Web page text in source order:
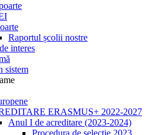
Raportul școlii nostre
interes
sistem
ERASMUS+ 2022-2027
Anul I de acreditare (2023-2024)
Procedura de selecție 2023